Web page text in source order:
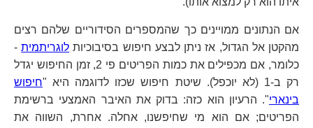
אם הנתונים ממויינים כך שהמספרים הסידוריים שלהם רצים
מהקטן אל הגדול, אז ניתן לבצע חיפוש בסיבוכיות לוגריתמית-
כלומר, אם מכפילים את כמות הפריטים פי 2, זמן החיפוש יגדל
רק ב-1 (לא יוכפל). שיטת חיפוש שכזו לדוגמה היא "
חיפוש
בינארי". הרעיון הוא כזה: בדוק את האיבר האמצעי ברשימת
הפריטים; אם הוא מי שחיפשנו, אחלה. אחרת, השווה את